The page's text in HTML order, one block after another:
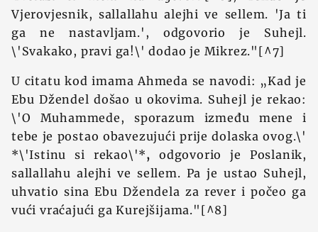
Vjerovjesnik, sallallahu alejhi ve sellem. 'Ja ti
ga ne nastavljam.', odgovorio je Suhejl.
\'Svakako, pravi ga!\' dodao je Mikrez."[^7]
U citatu kod imama Ahmeda se navodi: „Kad je
Ebu Džendel došao u okovima. Suhejl je rekao:
\'O Muhammede, sporazum između mene i
tebe je postao obavezujući prije dolaska ovog.\'
*\'Istinu si rekao\'*, odgovorio je Poslanik,
sallallahu alejhi ve sellem. Pa je ustao Suhejl,
uhvatio sina Ebu Džendela za rever i počeo ga
vući vraćajući ga Kurejšijama."[^8]